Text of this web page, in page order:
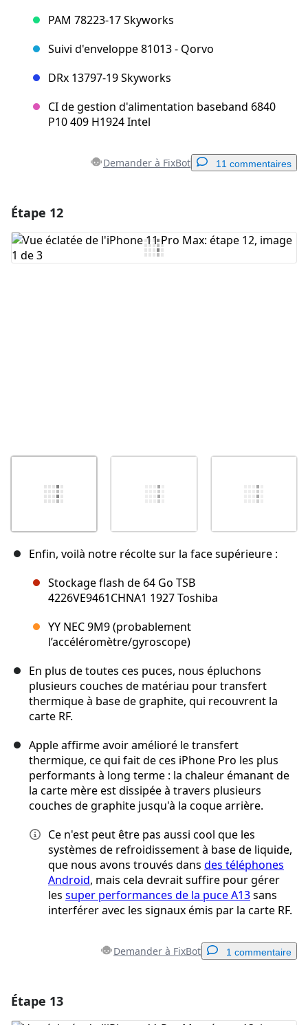
PAM 78223-17 Skyworks
Suivi d'enveloppe 81013 - Qorvo
DRx 13797-19 Skyworks
CI de gestion d'alimentation baseband 6840
P10 409 H1924 Intel
Demander à FixBot 11 commentaires
Ajouter un commentaire
Étape 12
Enfin, voilà notre récolte sur la face supérieure :
Stockage flash de 64 Go TSB
4226VE9461CHNA1 1927 Toshiba
YY NEC 9M9 (probablement
l’accéléromètre/gyroscope)
En plus de toutes ces puces, nous épluchons
plusieurs couches de matériau pour transfert
thermique à base de graphite, qui recouvrent la
carte RF.
Apple affirme avoir amélioré le transfert
thermique, ce qui fait de ces iPhone Pro les plus
performants à long terme : la chaleur émanant de
la carte mère est dissipée à travers plusieurs
couches de graphite jusqu'à la coque arrière.
Ce n'est peut être pas aussi cool que les
systèmes de refroidissement à base de liquide,
que nous avons trouvés dans des téléphones
Android, mais cela devrait suffire pour gérer
les super performances de la puce A13sans
interférer avec les signaux émis par la carte RF.
Demander à FixBot 1 commentaire
Étape 13